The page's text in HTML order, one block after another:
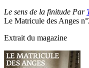
Le sens de la finitude Par
Le Matricule des Anges
Extrait du magazine